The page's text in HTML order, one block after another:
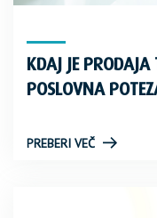
KDAJ JE
POSLOVNA
PREBERI VEČ